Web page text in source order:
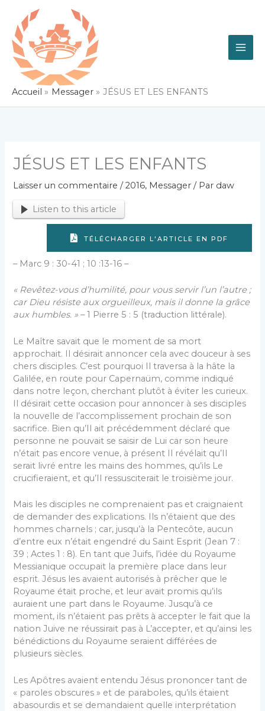
contenu
Accueil Messager JÉSUS ET LES ENFANTS
JÉSUS ET LES ENFANTS
Laisser un commentaire /2016, Messager / Par daw
Listen to this article
TÉLÉCHARGER L'ARTICLE EN PDF
– Marc 9 : 30-41 ; 10 :13-16 –
« Revêtez-vous d’humilité, pour vous servir l’un l’autre ;
car Dieu résiste aux orgueilleux, mais il donne la grâce
aux humbles. » – 1 Pierre 5 : 5 (traduction littérale).
Le Maître savait que le moment de sa mort
approchait. Il désirait annoncer cela avec douceur à ses
chers disciples. C’est pourquoi Il traversa à la hâte la
Galilée, en route pour Capernaüm, comme indiqué
dans notre leçon, cherchant plutôt à éviter les curieux.
Il désirait cette occasion pour annoncer à ses disciples
la nouvelle de l’accomplissement prochain de son
sacrifice. Bien qu’Il ait précédemment déclaré que
personne ne pouvait se saisir de Lui car son heure
n’était pas encore venue, à présent Il révélait qu’Il
serait livré entre les mains des hommes, qu’ils Le
crucifieraient, et qu’Il ressusciterait le troisième jour.
Mais les disciples ne comprenaient pas et craignaient
de demander des explications. Ils n’étaient que des
hommes charnels ; car, jusqu’à la Pentecôte, aucun
d’entre eux n’était engendré du Saint Esprit (Jean 7 :
39 ; Actes 1 : 8). En tant que Juifs, l’idée du Royaume
Messianique occupait la première place dans leur
esprit. Jésus les avaient autorisés à prêcher que le
Royaume était proche, et leur avait promis qu’ils
auraient une part dans le Royaume. Jusqu’à ce
moment, ils n’étaient pas prêts à accepter le fait que la
nation Juive ne réussirait pas à L’accepter, et qu’ainsi les
bénédictions du Royaume seraient différées de
plusieurs siècles.
Les Apôtres avaient entendu Jésus prononcer tant de
« paroles obscures » et de paraboles, qu’ils étaient
abasourdis et se demandaient quelle interprétation